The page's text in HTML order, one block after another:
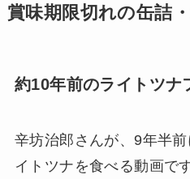
賞味期限切れの缶詰
約10年前のライトツナ
辛坊治郎さんが、9年半
イトツナを食べる動画です